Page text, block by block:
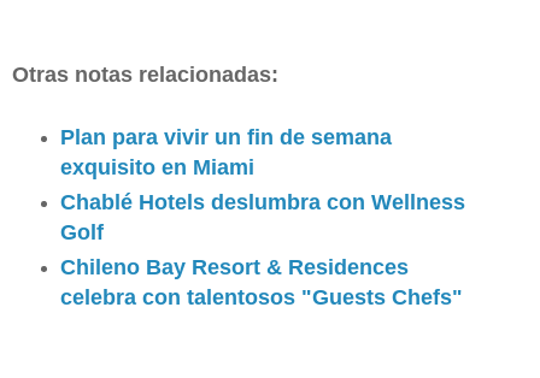
Otras notas relacionadas:
Plan para vivir un fin de semana
exquisito en Miami
Chablé Hotels deslumbra con Wellness
Golf
Chileno Bay Resort & Residences
celebra con talentosos "Guests Chefs"